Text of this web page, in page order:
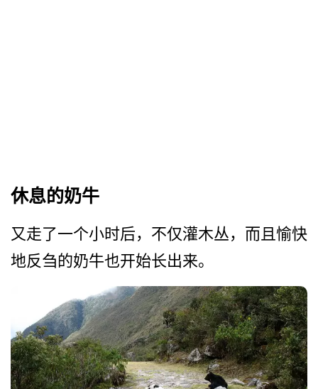
休息的奶牛
又走了一个小时后，不仅灌木­丛，而且愉快
地反刍的奶牛也开始长出来。